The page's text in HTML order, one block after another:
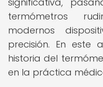
termómetros
modernos
precisión. En este
historia del
en la práctica